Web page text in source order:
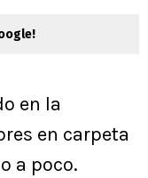
en la
en carpeta
a poco.